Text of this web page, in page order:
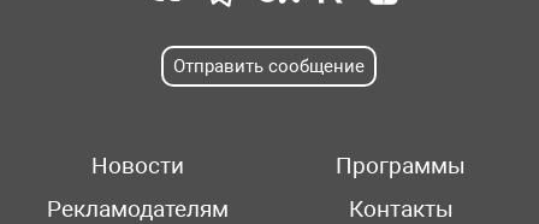
Отправить сообщение
Новости
Программы
Рекламодателям
Контакты